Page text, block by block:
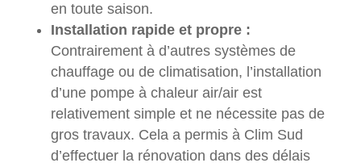
en toute saison.
Installation rapide et propre :
Contrairement à d’autres systèmes de
chauffage ou de climatisation, l’installation
d’une pompe à chaleur air/air est
relativement simple et ne nécessite pas de
gros travaux. Cela a permis à Clim Sud
d’effectuer la rénovation dans des délais